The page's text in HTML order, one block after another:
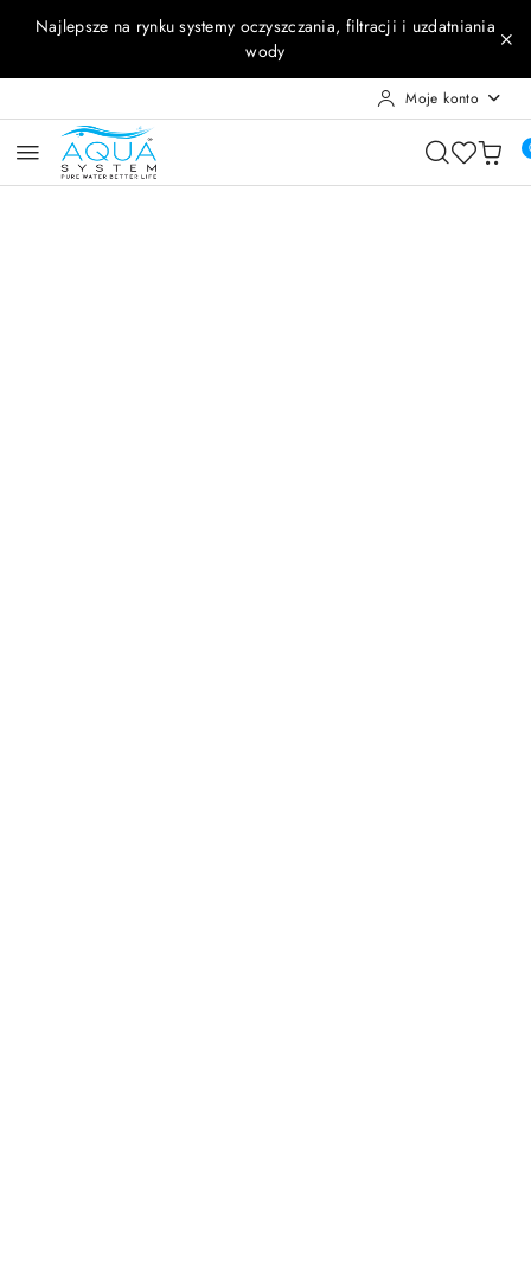
Przejdź do treści głównej
Przejdź do wyszukiwarki
Przejdź do moje konto
Przejdź do menu głównego
Przejdź do opisu produktu
Przejdź do stopki
Najlepsze na rynku systemy oczyszczania, filtracji i uzdatniania
wody
Moje konto